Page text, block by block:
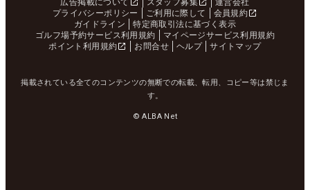
広告掲載について スタッフ募集
運営会社
プライバシーポリシー
ご利用に際して
会員規約
ガイドライン
特定商取引法に基づく表示
ゴルフ場予約サービス利用規約
マイページサービス利用規約
ポイント利用規約
お問合せ ヘルプ サイトマップ
掲載されている全てのコンテンツの無断での転載、転用、コピー等は禁じま
す。
© ALBA Net